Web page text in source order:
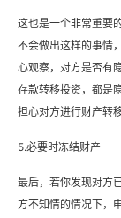
这也是一个非常重要
不会做出这样的事情
心观察，对方是否有
存款转移投资，都是
担心对方进行财产转
5.必要时冻结财产
最后，若你发现对方
方不知情的情况下，